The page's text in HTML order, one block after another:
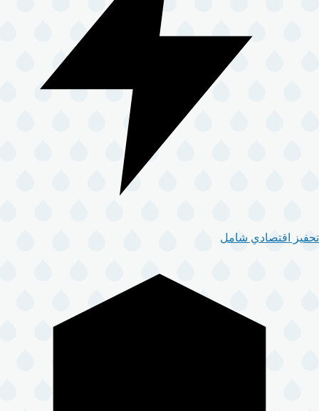
تحفيز اقتصادي شامل